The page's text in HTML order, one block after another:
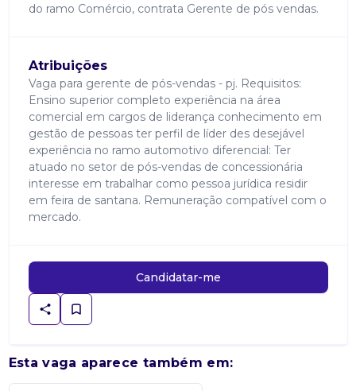
do ramo Comércio, contrata Gerente de pós vendas.
Atribuições
Vaga para gerente de pós-vendas - pj. Requisitos:
Ensino superior completo experiência na área
comercial em cargos de liderança conhecimento em
gestão de pessoas ter perfil de líder des desejável
experiência no ramo automotivo diferencial: Ter
atuado no setor de pós-vendas de concessionária
interesse em trabalhar como pessoa jurídica residir
em feira de santana. Remuneração compatível com o
mercado.
Candidatar-me
Esta vaga aparece também em: